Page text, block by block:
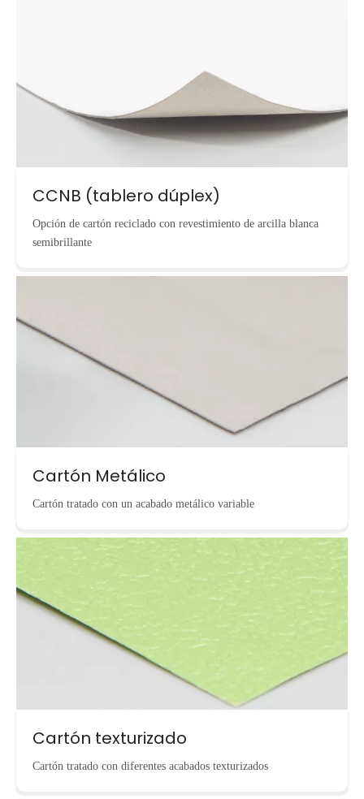
CCNB (tablero dúplex)
Opción de cartón reciclado con revestimiento de arcilla blanca
semibrillante
Cartón Metálico
Cartón tratado con un acabado metálico variable
Cartón texturizado
Cartón tratado con diferentes acabados texturizados